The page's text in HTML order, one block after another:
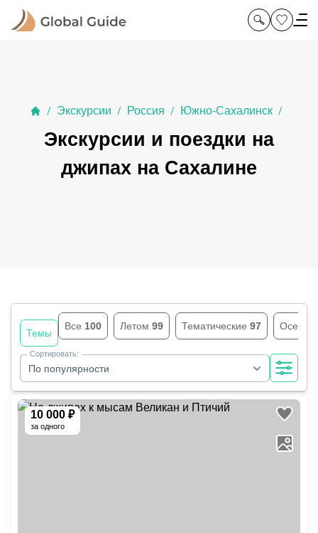
/ Экскурсии / Россия / Южно-Сахалинск /
Экскурсии и поездки на
джипах на Сахалине
Темы
Все 100 Летом 99 Тематические 97
По популярности
Сортировать:
10 000 ₽
за одного